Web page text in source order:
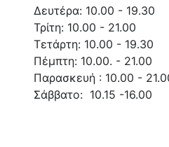
Δευτέρα: 10.00 - 19.30
Τρίτη: 10.00 - 21.00
Τετάρτη: 10.00 - 19.30
Πέμπτη: 10.00. - 21.00
Παρασκευή : 10.00 -
Σάββατο: 10.15 -16.00